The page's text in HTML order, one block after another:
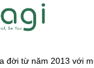
đời từ năm 2013 với